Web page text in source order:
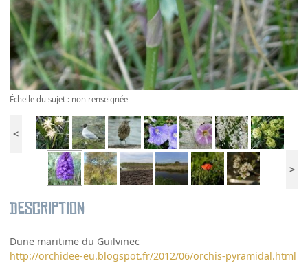
Échelle du sujet : non renseignée
<
>
Description
Dune maritime du Guilvinec
http://orchidee-eu.blogspot.fr/2012/06/orchis-pyramidal.html